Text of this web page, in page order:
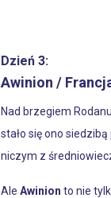
Dzień 3:
Awinion /
Nad brzegiem
stało się ono
niczym z
Ale Awinion to nie